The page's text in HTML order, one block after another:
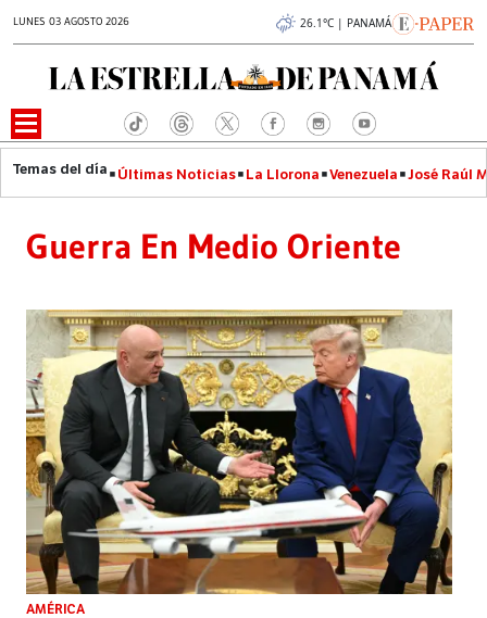
LUNES 03 AGOSTO 2026 26.1°C | PANAMÁ
Últimas Noticias La Llorona Venezuela José Raúl
Guerra En Medio Oriente
AMÉRICA